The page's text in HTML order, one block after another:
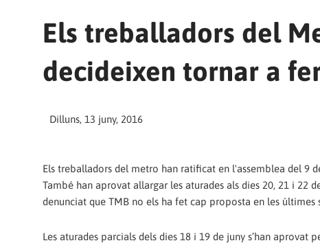
Els treballadors del
decideixen tornar a
Dilluns, 13 juny, 2016
Els treballadors del metro han ratificat en l'assemblea del 9
També han aprovat allargar les aturades als dies 20, 21 i 22
denunciat que TMB no els ha fet cap proposta en les
Les aturades parcials dels dies 18 i 19 de juny s’han aprovat